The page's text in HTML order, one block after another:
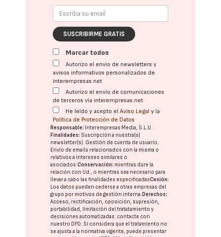
SUSCRIBIRME GRATIS
Marcar todos
Autorizo el envío de newsletters y
avisos informativos personalizados de
interempresas.net
Autorizo el envío de comunicaciones
de terceros vía interempresas.net
He leído y acepto elAviso Legal y la
Política de Protección de Datos
Responsable: Interempresas Media, S.L.U.
Finalidades: Suscripción a nuestra(s)
newsletter(s). Gestión de cuenta de usuario.
Envío de emails relacionados con la misma o
relativos a intereses similares o
asociados.Conservación: mientras dure la
relación con Ud., o mientras sea necesario para
llevar a cabo las finalidades especificadasCesión:
Los datos pueden cederse a otras empresas del
grupo por motivos de gestión interna. Derechos:
Acceso, rectificación, oposición, supresión,
portabilidad, limitación del tratatamiento y
decisiones automatizadas: contacte con
nuestro DPD. Si considera que el tratamiento no
se ajusta a la normativa vigente, puede presentar